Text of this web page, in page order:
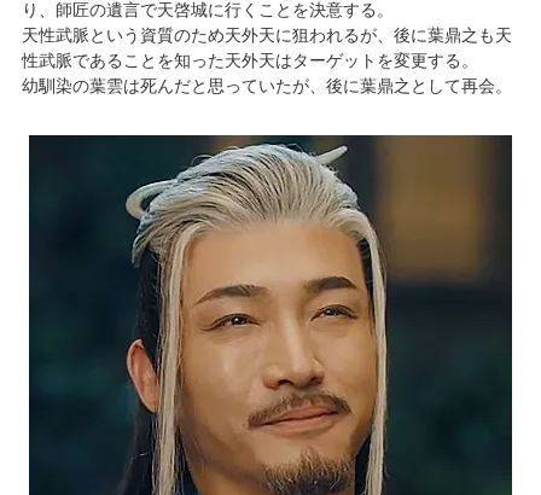
り、師匠の遺言で天啓城に行くことを決意する。
天性武脈という資質のため天外天に狙われるが、後に葉鼎之も天
性武脈であることを知った天外天はターゲットを変更する。
幼馴染の葉雲は死んだと思っていたが、後に葉鼎之として再会。